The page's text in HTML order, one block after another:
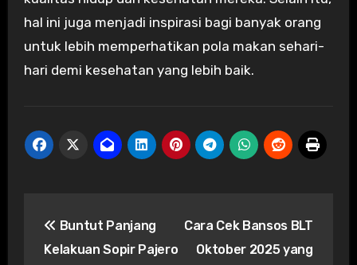
hal ini juga menjadi inspirasi bagi banyak orang
untuk lebih memperhatikan pola makan sehari-
hari demi kesehatan yang lebih baik.
navigation
Buntut Panjang
Kelakuan Sopir Pajero
Cara Cek Bansos BLT
Oktober 2025 yang